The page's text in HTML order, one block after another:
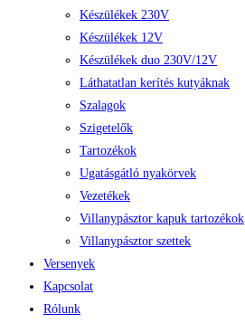
Készülékek 230V
Készülékek 12V
Készülékek duo 230V/12V
Láthatatlan kerítés kutyáknak
Szalagok
Szigetelők
Tartozékok
Ugatásgátló nyakörvek
Vezetékek
Villanypásztor kapuk tartozékok
Villanypásztor szettek
Versenyek
Kapcsolat
Rólunk